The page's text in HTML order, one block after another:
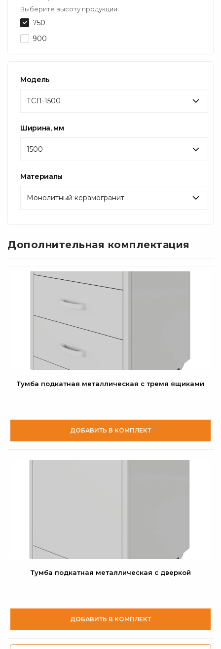
Выберите высоту продукции:
750
900
Модель
ТСЛ-1500
Ширина, мм
1500
Материалы
Монолитный керамогранит
Дополнительная комплектация
Тумба подкатная металлическая с тремя ящиками
ДОБАВИТЬ В КОМПЛЕКТ
Тумба подкатная металлическая с дверкой
ДОБАВИТЬ В КОМПЛЕКТ